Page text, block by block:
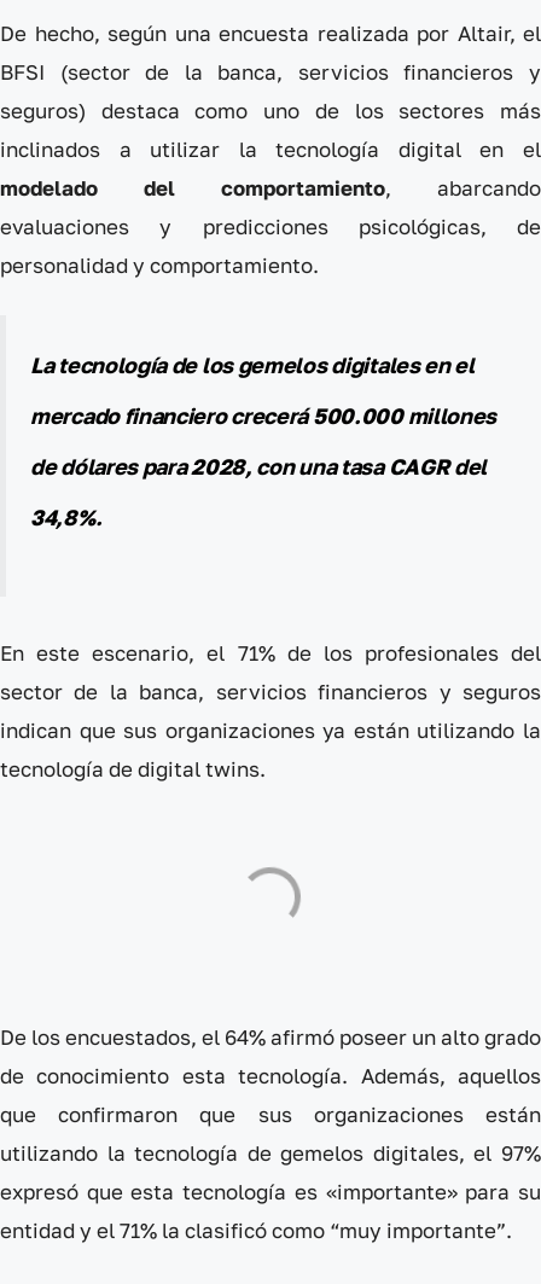
De hecho, según una encuesta realizada por Altair, el
BFSI (sector de la banca, servicios financieros y
seguros) destaca como uno de los sectores más
inclinados a utilizar la tecnología digital en el
modelado del comportamiento, abarcando
evaluaciones y predicciones psicológicas, de
personalidad y comportamiento.
La tecnología de los gemelos digitales en el
mercado financiero crecerá 500.000 millones
de dólares para 2028, con una tasa CAGR del
34,8%.
En este escenario, el 71% de los profesionales del
sector de la banca, servicios financieros y seguros
indican que sus organizaciones ya están utilizando la
tecnología de digital twins.
De los encuestados, el 64% afirmó poseer un alto grado
de conocimiento esta tecnología. Además, aquellos
que confirmaron que sus organizaciones están
utilizando la tecnología de gemelos digitales, el 97%
expresó que esta tecnología es «importante» para su
entidad y el 71% la clasificó como “muy importante”.